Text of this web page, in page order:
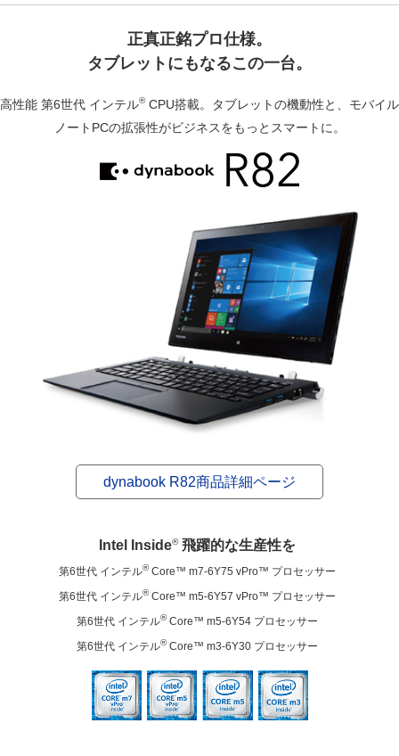
正真正銘プロ仕様。
タブレットにもなるこの一台。
高性能 第6世代 インテル®CPU搭載。タブレットの機動性と、モバイル
ノートPCの拡張性がビジネスをもっとスマートに。
dynabook R82商品詳細ページ
Intel Inside®飛躍的な生産性を
第6世代 インテル®Core™ m7-6Y75 vPro™ プロセッサー
第6世代 インテル®Core™ m5-6Y57 vPro™ プロセッサー
第6世代 インテル®Core™ m5-6Y54 プロセッサー
第6世代 インテル®Core™ m3-6Y30 プロセッサー